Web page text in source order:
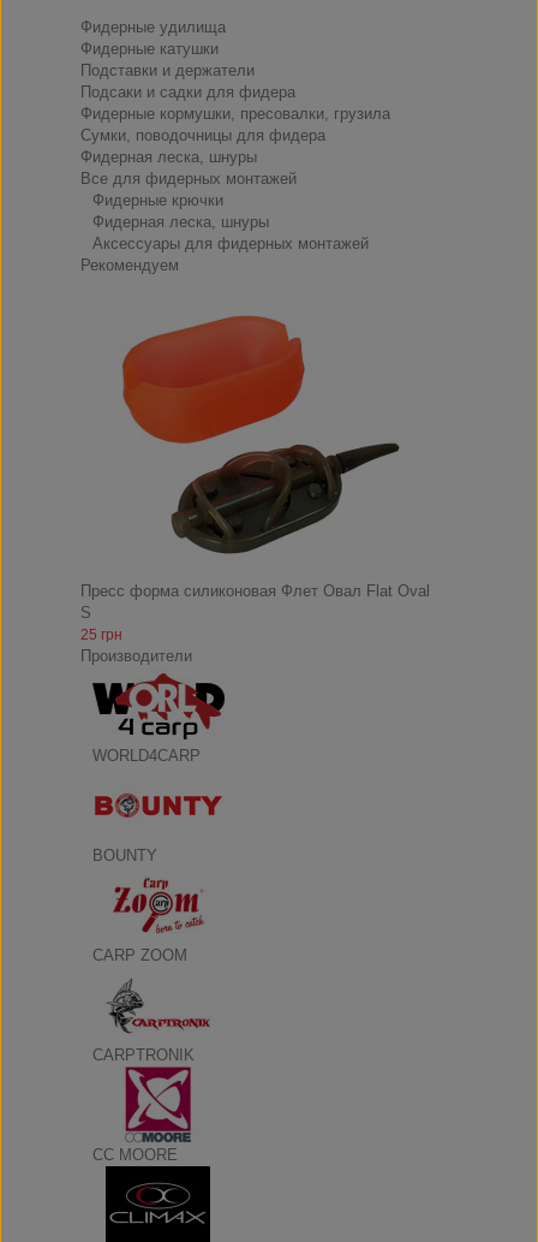
Фидерные удилища
Фидерные катушки
Подставки и держатели
Подсаки и садки для фидера
Фидерные кормушки, пресовалки, грузила
Сумки, поводочницы для фидера
Фидерная леска, шнуры
Все для фидерных монтажей
Фидерные крючки
Фидерная леска, шнуры
Аксессуары для фидерных монтажей
Рекомендуем
Пресс форма силиконовая Флет Овал Flat Oval
S
25 грн
Производители
WORLD4CARP
BOUNTY
CARP ZOOM
CARPTRONIK
CC MOORE